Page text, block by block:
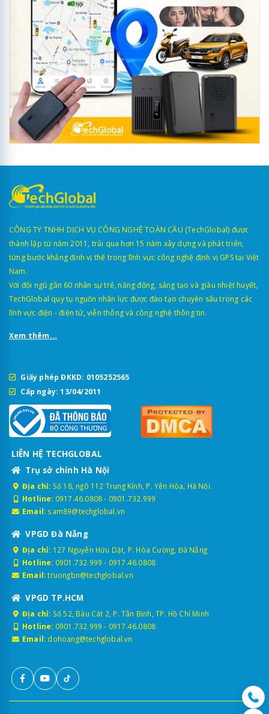
CÔNG TY TNHH DỊCH VỤ CÔNG NGHỆ TOÀN CẦU (TechGlobal) được
thành lập từ năm 2011, trải qua hơn 15 năm xây dựng và phát triển,
từng bước khẳng định vị thế trong lĩnh vực công nghệ định vị GPS tại Việt
Nam.
Với đội ngũ gần 60 nhân sự trẻ, năng động, sáng tạo và giàu nhiệt huyết,
TechGlobal quy tụ nguồn nhân lực được đào tạo chuyên sâu trong các
lĩnh vực điện - điện tử, viễn thông và công nghệ thông tin.
Xem thêm...
Giấy phép ĐKKD: 0105252565
Cấp ngày: 13/04/2011
LIÊN HỆ TECHGLOBAL
Trụ sở chính Hà Nội
Địa chỉ: Số 18, ngõ 112 Trung Kính, P. Yên Hòa, Hà Nội.
Hotline: 0917.46.0808- 0901.732.999
Email: sam89@techglobal.vn
VPGD Đà Nẵng
Địa chỉ: 127 Nguyễn Hữu Dật, P. Hòa Cường, Đà Nẵng
Hotline: 0901.732.999 - 0917.46.0808
Email: truongbn@techglobal.vn
VPGD TP.HCM
Địa chỉ: Số 52, Bàu Cát 2, P. Tân Bình, TP. Hồ Chí Minh
Hotline: 0901.732.999 - 0917.46.0808
Email: dohoang@techglobal.vn